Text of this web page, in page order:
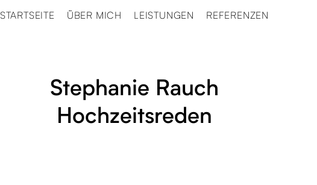
STARTSEITE ÜBER MICH LEISTUNGEN REFERENZEN
Stephanie Rauch
Hochzeitsreden